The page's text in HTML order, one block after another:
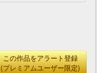
この作品をアラート登録
(プレミアムユーザー限定)